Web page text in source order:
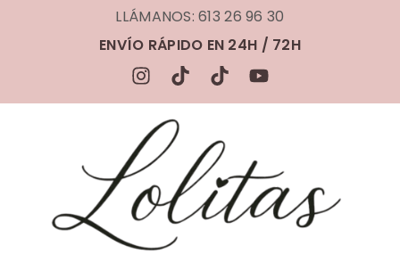
LLÁMANOS: 613 26 96 30
ENVÍO RÁPIDO EN 24H / 72H